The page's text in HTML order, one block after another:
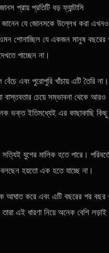
প্রায় প্রতিটি বড় ফ্যান্টাসি
যে জোনসকে উল্লেখ করা এখনও
শোনাচ্ছিল যে একজন মানুষ বছরের
পাচ্ছেন না।
এবং পুরোপুরি খাঁচায় এটি তৈরি না।
চেয়ে সম্ভাবনা থেকে আরও
ভক্ত ইতিমধ্যেই এর কাছাকাছি কিছু
যুগের মালিক হতে পারে।
হয়তো এক হতে যাচ্ছে না।
আঘাত করে এবং এটি বছরের পর বছর
এই ধারণা নিয়ে অনেক বেশি লড়াই